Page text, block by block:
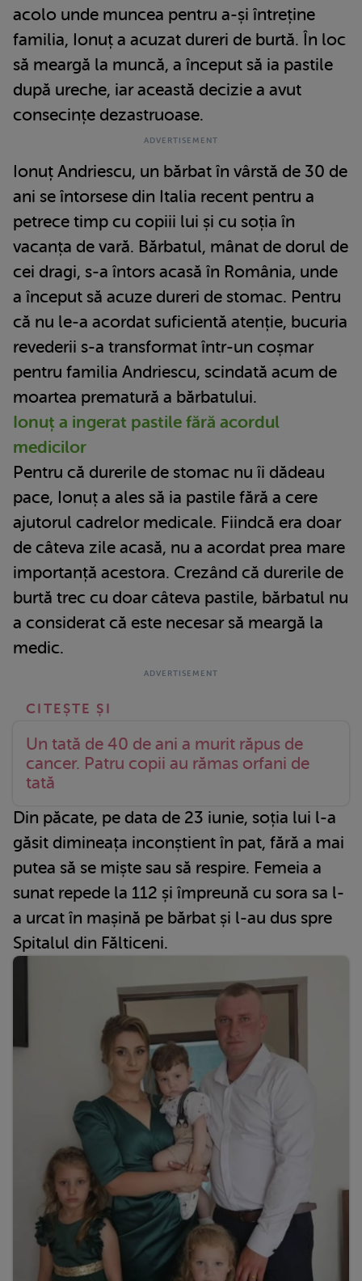
acolo unde muncea pentru a-și întreține
familia, Ionuț a acuzat dureri de burtă. În loc
să meargă la muncă, a început să ia pastile
după ureche, iar această decizie a avut
consecințe dezastruoase.
Ionuț Andriescu, un bărbat în vârstă de 30 de
ani se întorsese din Italia recent pentru a
petrece timp cu copiii lui și cu soția în
vacanța de vară. Bărbatul, mânat de dorul de
cei dragi, s-a întors acasă în România, unde
a început să acuze dureri de stomac. Pentru
că nu le-a acordat suficientă atenție, bucuria
revederii s-a transformat într-un coșmar
pentru familia Andriescu, scindată acum de
moartea prematură a bărbatului.
Ionuț a ingerat pastile fără acordul
medicilor
Pentru că durerile de stomac nu îi dădeau
pace, Ionuț a ales să ia pastile fără a cere
ajutorul cadrelor medicale. Fiindcă era doar
de câteva zile acasă, nu a acordat prea mare
importanță acestora. Crezând că durerile de
burtă trec cu doar câteva pastile, bărbatul nu
a considerat că este necesar să meargă la
medic.
Un tată de 40 de ani a murit răpus de
cancer. Patru copii au rămas orfani de
tată
Din păcate, pe data de 23 iunie, soția lui l-a
găsit dimineața inconștient în pat, fără a mai
putea să se miște sau să respire. Femeia a
sunat repede la 112 și împreună cu sora sa l-
a urcat în mașină pe bărbat și l-au dus spre
Spitalul din Fălticeni.